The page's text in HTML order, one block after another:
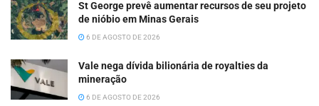
St George prevê aumentar recursos de seu projeto
de nióbio em Minas Gerais
6 DE AGOSTO DE 2026
Vale nega dívida bilionária de royalties da
mineração
6 DE AGOSTO DE 2026